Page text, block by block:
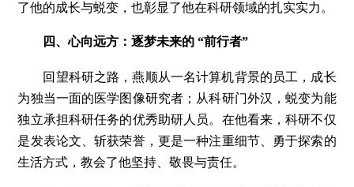
了他的成长与蜕变，也彰显了他在科研领域的扎实实力。
四、心向远方：逐梦未来的 “前行者”
回望科研之路，燕顺从一名计算机背景的员工，成长
为独当一面的医学图像研究者；从科研门外汉，蜕变为能
独立承担科研任务的优秀助研人员。在他看来，科研不仅
是发表论文、斩获荣誉，更是一种注重细节、勇于探索的
生活方式，教会了他坚持、敬畏与责任。